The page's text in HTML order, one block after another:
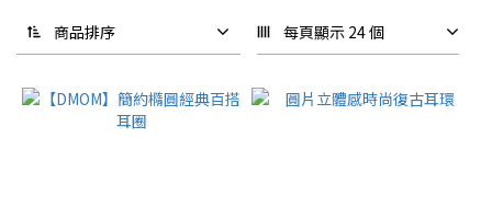
商品排序 每頁顯示 24 個